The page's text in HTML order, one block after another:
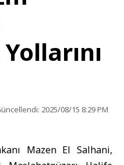
2025/08/15 8:29 PM
Mazen El Salhani,